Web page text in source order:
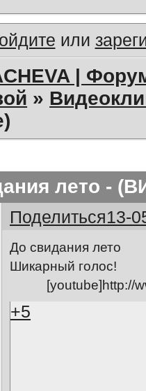
или
|
»
лето -
Поделиться13-
До свидания лето
Шикарный голос!
[youtube]http://
+5